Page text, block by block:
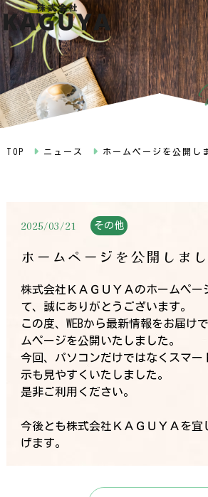
TOP ニュース ホームページを公開し
2025/03/21 その他
ホームページを公開しまし
株式会社ＫＡＧＵＹＡのホームペー
て、誠にありがとうございます。
この度、WEBから最新情報をお届け
ムページを公開いたしました。
今回、パソコンだけではなくスマー
示も見やすくいたしました。
是非ご利用ください。
今後とも株式会社ＫＡＧＵＹＡを宜
げます。